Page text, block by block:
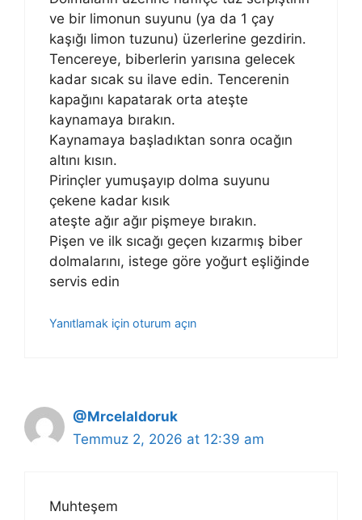
ve bir limonun suyunu (ya da 1 çay
kaşığı limon tuzunu) üzerlerine gezdirin.
Tencereye, biberlerin yarısına gelecek
kadar sıcak su ilave edin. Tencerenin
kapağını kapatarak orta ateşte
kaynamaya bırakın.
Kaynamaya başladıktan sonra ocağın
altını kısın.
Pirinçler yumuşayıp dolma suyunu
çekene kadar kısık
ateşte ağır ağır pişmeye bırakın.
Pişen ve ilk sıcağı geçen kızarmış biber
dolmalarını, istege göre yoğurt eşliğinde
servis edin
Yanıtlamak için oturum açın
@Mrcelaldoruk
Temmuz 2, 2026 at 12:39 am
Muhteşem